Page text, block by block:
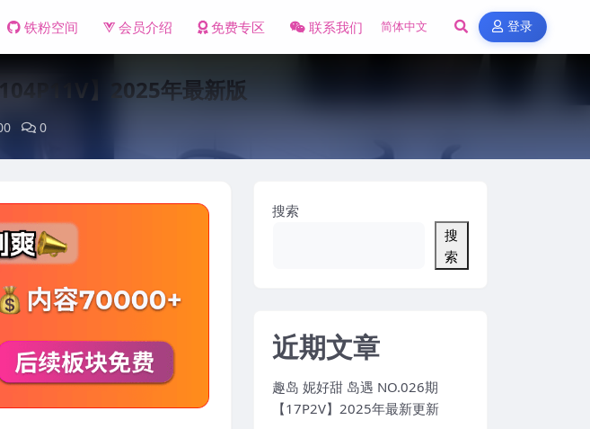
铁粉空间 会员介绍 免费专区 联系我们 登录
】2025年最新版
0
搜索
搜
索
近期文章
趣岛 妮好甜 岛遇 NO.026期
【17P2V】2025年最新更新